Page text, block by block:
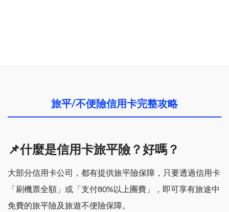
旅平/不便險信用卡完整攻略
📌什麼是信用卡旅平險？好嗎？
大部分信用卡公司，都有提供旅平險保障，只要透過信用卡
「刷機票全額」或「支付80%以上團費」，即可享有旅途中
免費的旅平險及旅遊不便險保障。